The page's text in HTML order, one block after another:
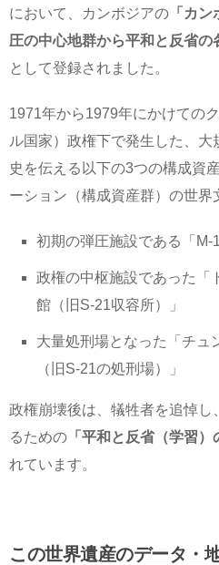
において、カンボジアの 「カ
圧の中心地群から平和と反省の
として登録されました。
1971年から1979年にかけての
ル国家）政権下で発生した、
史を伝える以下の3つの構成資
ーション（構成資産群）の世界
初期の弾圧施設である「M-
政権の中枢施設であった「
館（旧S-21収容所）」
大量処刑場となった「チュ
（旧S-21の処刑場）」
政権崩壊後は、犠牲者を追悼し
るための 「平和と反省（学習）
れています。
この世界遺産のデータ・